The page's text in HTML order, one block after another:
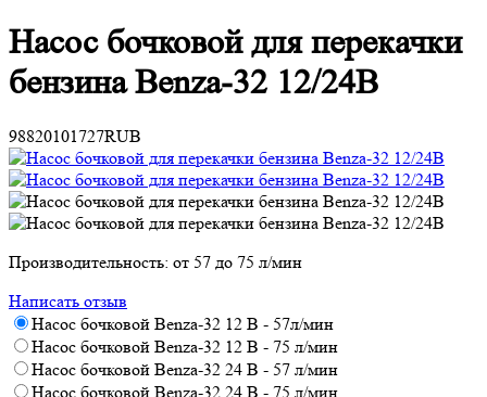
Насос бочковой для перекачки
бензина Benza-32 12/24В
98820101727RUB
Производительность: от 57 до 75 л/мин
Написать отзыв
Насос бочковой Benza-32 12 В - 57л/мин
Насос бочковой Benza-32 12 В - 75 л/мин
Насос бочковой Benza-32 24 В - 57 л/мин
Насос бочковой Benza-32 24 В - 75 л/мин